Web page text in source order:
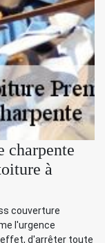
charpente
à
couverture
l'urgence
effet, d'arrêter toute